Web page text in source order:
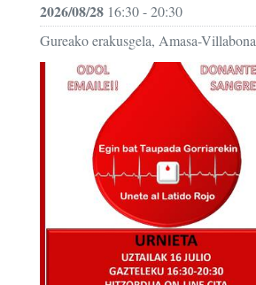
2026/08/28 16:30 - 20:30
Gureako erakusgela, Amasa-Villabona